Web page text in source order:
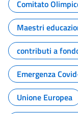
Comitato
Maestri
contributi a
Emergenza
Unione Europea